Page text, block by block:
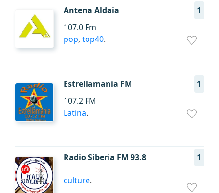
Antena Aldaia
1
107.0 Fm
pop, top40.
Estrellamania FM
1
107.2 FM
Latina.
Radio Siberia FM 93.8 1
culture.